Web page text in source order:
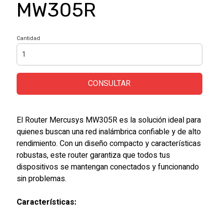
MW305R
Cantidad
CONSULTAR
El Router Mercusys MW305R es la solución ideal para
quienes buscan una red inalámbrica confiable y de alto
rendimiento. Con un diseño compacto y características
robustas, este router garantiza que todos tus
dispositivos se mantengan conectados y funcionando
sin problemas.
Características: